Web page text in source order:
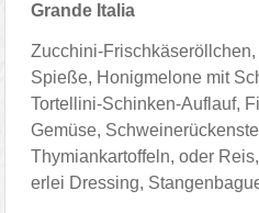
Grande Italia
Zucchini-
Spieße, Honigmelone mit
Tortellini-Schinken-Auflauf,
Gemüse,
Thymiankartoffeln, oder
erlei Dressing,